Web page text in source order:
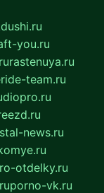
you.ru
rastenuya.ru
team.ru
news.ru
otdelky.ru
porno-vk.ru